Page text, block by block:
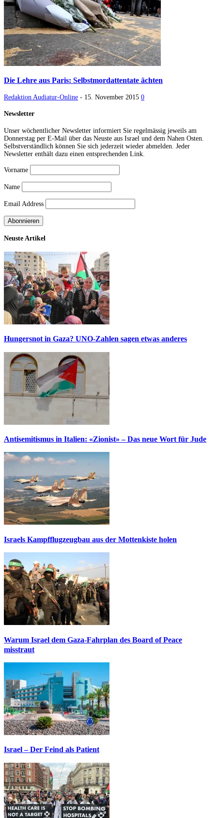
Die Lehre aus Paris: Selbstmordattentate ächten
Redaktion Audiatur-Online - 15. November 2015 0
Newsletter
Unser wöchentlicher Newsletter informiert Sie regelmässig jeweils am
Donnerstag per E-Mail über das Neuste aus Israel und dem Nahen Osten.
Selbstverständlich können Sie sich jederzeit wieder abmelden. Jeder
Newsletter enthält dazu einen entsprechenden Link.
Vorname
Name
Email Address
Neuste Artikel
Hungersnot in Gaza? UNO-Zahlen sagen etwas anderes
Antisemitismus in Italien: «Zionist» – Das neue Wort für Jude
Israels Kampfflugzeugbau aus der Mottenkiste holen
Warum Israel dem Gaza-Fahrplan des Board of Peace
misstraut
Israel – Der Feind als Patient